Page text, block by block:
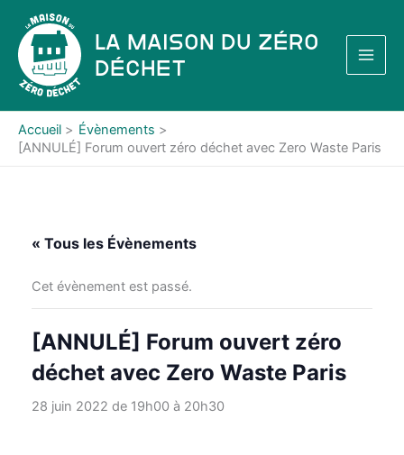
contenu
La Maison du Zéro
Déchet
Accueil
Évènements
[ANNULÉ] Forum ouvert zéro déchet avec Zero Waste Paris
« Tous les Évènements
Cet évènement est passé.
[ANNULÉ] Forum ouvert zéro
déchet avec Zero Waste Paris
28 juin 2022 de 19h00à 20h30